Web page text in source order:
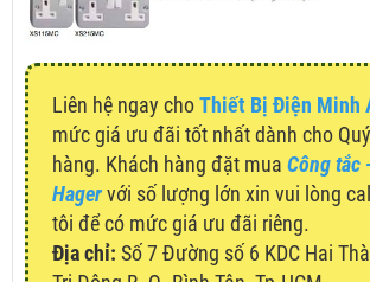
Liên hệ ngay choThiết Bị Điện Minh
mức giá ưu đãi tốt nhất dành cho
hàng. Khách hàng đặt mua Công tắc
Hagervới số lượng lớn xin vui lòng
tôi để có mức giá ưu đãi riêng.
Địa chỉ: Số 7 Đường số 6 KDC Hai